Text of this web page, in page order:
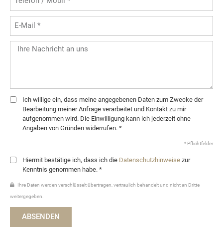
Ich willige ein, dass meine angegebenen Daten zum Zwecke der
Bearbeitung meiner Anfrage verarbeitet und Kontakt zu mir
aufgenommen wird. Die Einwilligung kann ich jederzeit ohne
Angaben von Gründen widerrufen. *
* Pflichtfelder
Hiermit bestätige ich, dass ich die Datenschutzhinweise zur
Kenntnis genommen habe. *
Ihre Daten werden verschlüsselt übertragen, vertraulich behandelt und nicht an Dritte
weitergegeben.
ABSENDEN